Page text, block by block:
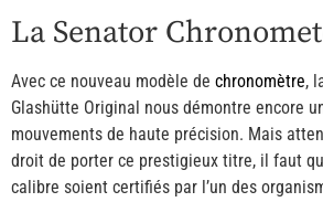
La Senator
Avec ce nouveau modèle de chronomètre,
Glashütte Original nous démontre encore
mouvements de haute précision. Mais
droit de porter ce prestigieux titre, il faut
calibre soient certifiés par l’un des